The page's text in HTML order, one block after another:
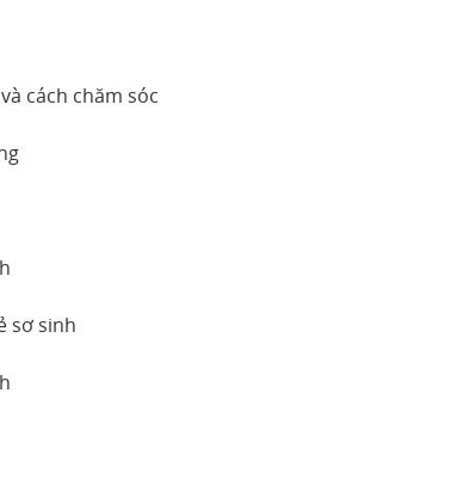
cách chăm sóc
sơ sinh